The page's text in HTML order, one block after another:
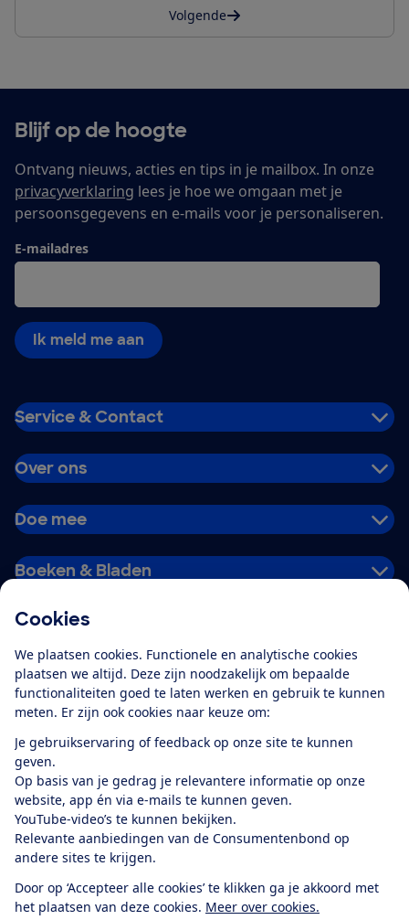
Cookies
We plaatsen cookies. Functionele en analytische cookies
plaatsen we altijd. Deze zijn noodzakelijk om bepaalde
functionaliteiten goed te laten werken en gebruik te kunnen
meten. Er zijn ook cookies naar keuze om:
Je gebruikservaring of feedback op onze site te kunnen
geven.
Op basis van je gedrag je relevantere informatie op onze
website, app én via e-mails te kunnen geven.
YouTube-video’s te kunnen bekijken.
Relevante aanbiedingen van de Consumentenbond op
andere sites te krijgen.
Door op ‘Accepteer alle cookies’ te klikken ga je akkoord met
het plaatsen van deze cookies. Meer over cookies.
Volgende
Blijf op de hoogte
Ontvang nieuws, acties en tips in je mailbox. In onze
privacyverklaring lees je hoe we omgaan met je
persoonsgegevens en e-mails voor je personaliseren.
E-mailadres
Ik meld me aan
Service & Contact
Over ons
Doe mee
Boeken & Bladen
Alles over de
app
Algemene Voorwaarden
Privacyverklaring
Cookiebeleid
Privacyvoorkeuren
Toegankelijkheid
RSS-feed nieuws
Facebook
TwitterInstagram
YoutubeLinkedIn
12.901consumentenbeoordelen de Consumentenbondmet gemiddeld